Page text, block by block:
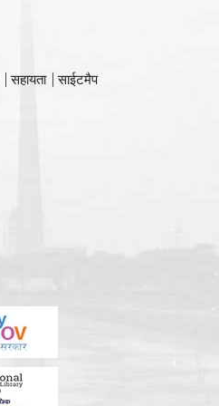
सहायता
साईटमैप